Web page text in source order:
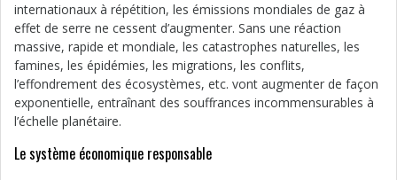
internationaux à répétition, les émissions mondiales de gaz à
effet de serre ne cessent d’augmenter. Sans une réaction
massive, rapide et mondiale, les catastrophes naturelles, les
famines, les épidémies, les migrations, les conflits,
l’effondrement des écosystèmes, etc. vont augmenter de façon
exponentielle, entraînant des souffrances incommensurables à
l’échelle planétaire.
Le système économique responsable